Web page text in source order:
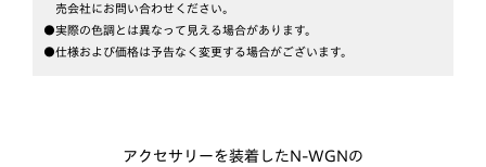
売会社にお問い合わせください。
●実際の色調とは異なって見える場合があります。
●仕様および価格は予告なく変更する場合がございます。
アクセサリーを装着したN-WGNの